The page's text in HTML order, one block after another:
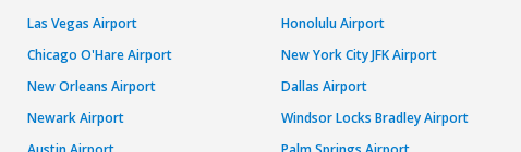
Las Vegas Airport Honolulu Airport
Chicago O'Hare Airport New York City JFK Airport
New Orleans Airport Dallas Airport
Newark Airport Windsor Locks Bradley Airport